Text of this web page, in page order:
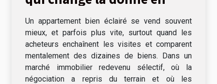
Un appartement bien éclairé se vend souvent
mieux, et parfois plus vite, surtout quand les
acheteurs enchaînent les visites et comparent
mentalement des dizaines de biens. Dans un
marché immobilier redevenu sélectif, où la
négociation a repris du terrain et où les